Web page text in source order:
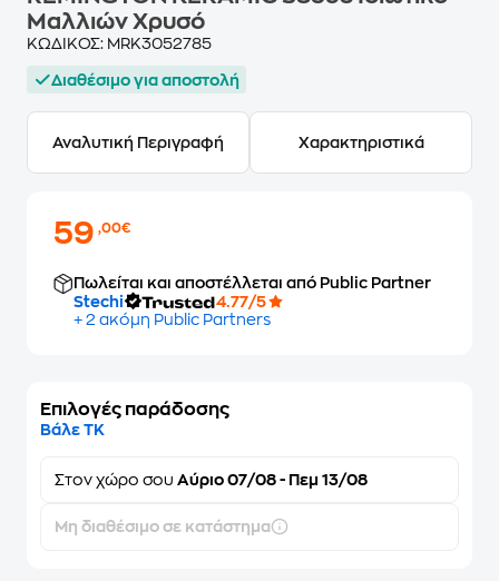
Μαλλιών Χρυσό
ΚΩΔΙΚΟΣ: MRK3052785
Διαθέσιμο για αποστολή
Αναλυτική Περιγραφή Χαρακτηριστικά
59,00€
Πωλείται και αποστέλλεται από Public Partner
Stechi
4.77/5
+ 2 ακόμη Public Partners
Επιλογές παράδοσης
Βάλε ΤΚ
Στον χώρο σου Αύριο 07/08 - Πεμ 13/08
Μη διαθέσιμο σε κατάστημα